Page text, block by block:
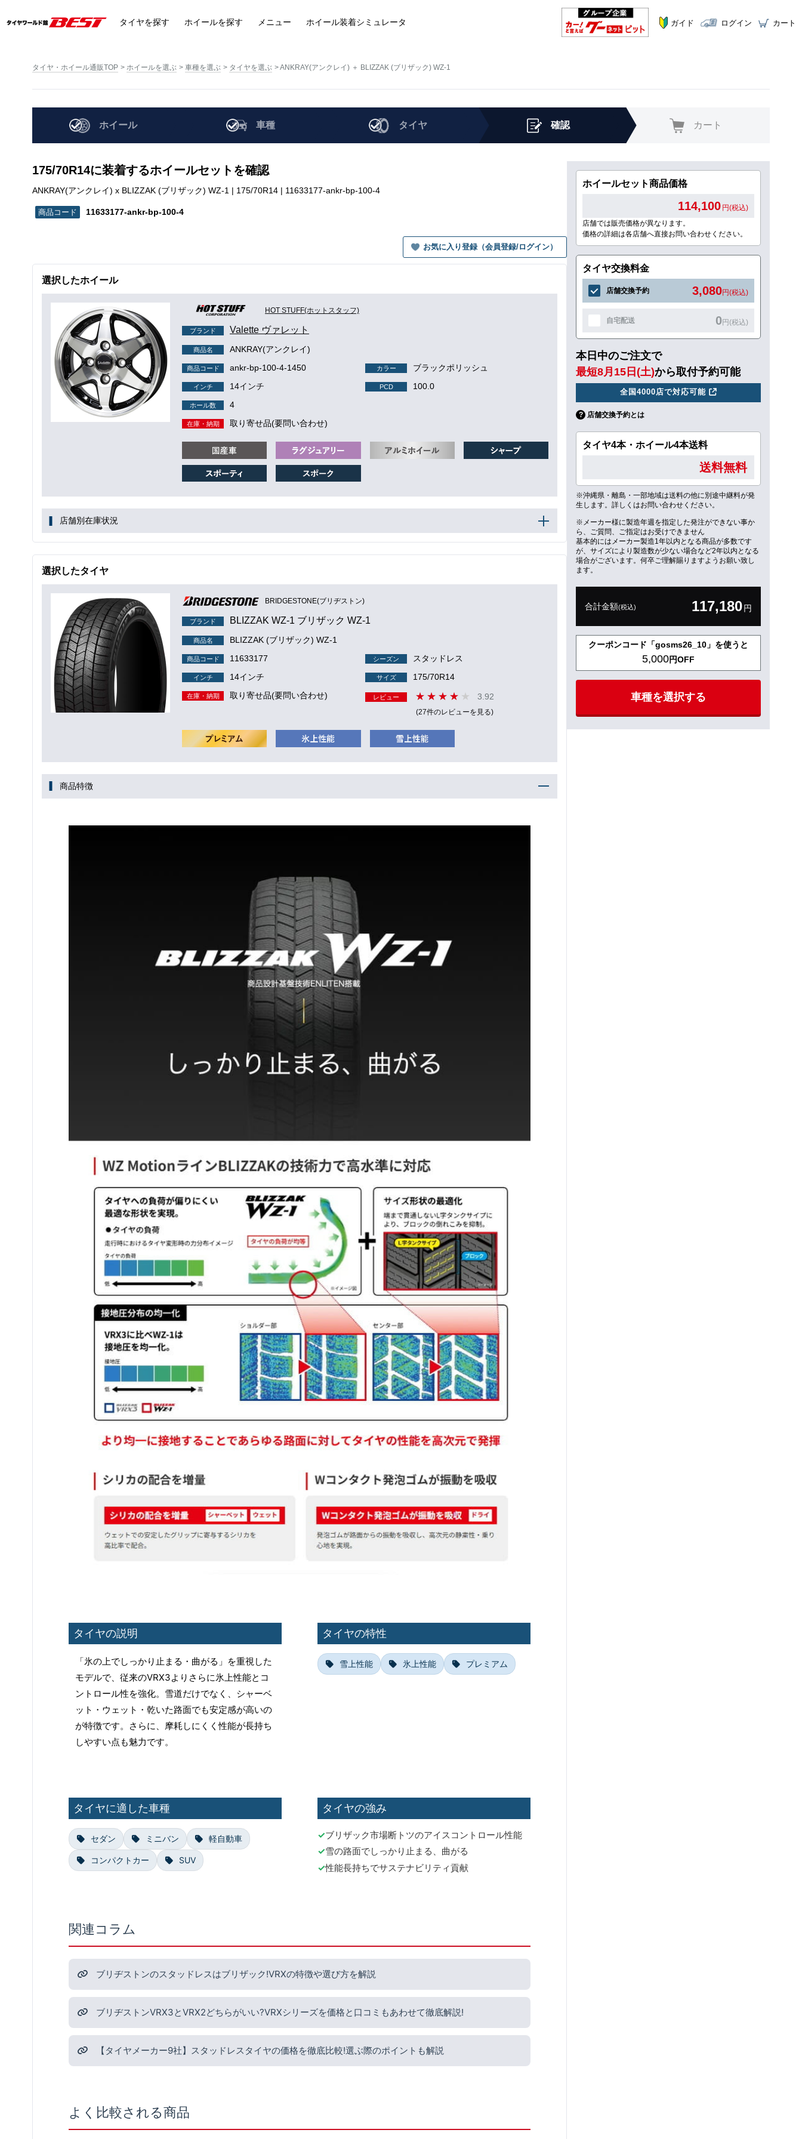
タイヤを探す ホイールを探す メニュー ホイール装着シミュレータ ガイド ログイン カート
タイヤ・ホイール通販TOP ホイールを選ぶ 車種を選ぶ タイヤを選ぶ ANKRAY(アンクレイ) ＋ BLIZZAK (ブリザック) WZ-1
ホイール 車種 タイヤ 確認 カート
175/70R14に装着するホイールセットを確認
ANKRAY(アンクレイ) x BLIZZAK (ブリザック) WZ-1 | 175/70R14 | 11633177-ankr-bp-100-4
11633177-ankr-bp-100-4
お気に入り登録（会員登録/ログイン）
選択したホイール
HOT STUFF(ホットスタッフ)
ブランド Valette ヴァレット
商品名 ANKRAY(アンクレイ)
商品コード ankr-bp-100-4-1450 カラー ブラックポリッシュ
インチ 14インチ PCD 100.0
ホール数 4
在庫・納期 取り寄せ品(要問い合わせ)
店舗別在庫状況
選択したタイヤ
BRIDGESTONE(ブリヂストン)
ブランド BLIZZAK WZ-1 ブリザック WZ-1
商品名 BLIZZAK (ブリザック) WZ-1
商品コード 11633177 シーズン スタッドレス
インチ 14インチ サイズ 175/70R14
在庫・納期 取り寄せ品(要問い合わせ) レビュー 3.92
(27件のレビューを見る)
商品特徴
タイヤの説明
「氷の上でしっかり止まる・曲がる」を重視した
モデルで、従来のVRX3よりさらに氷上性能とコ
ントロール性を強化。雪道だけでなく、シャーベ
ット・ウェット・乾いた路面でも安定感が高いの
が特徴です。さらに、摩耗しにくく性能が長持ち
しやすい点も魅力です。
タイヤの特性
雪上性能 氷上性能 プレミアム
タイヤに適した車種
セダン ミニバン 軽自動車
コンパクトカー SUV
タイヤの強み
ブリザック市場断トツのアイスコントロール性能
雪の路面でしっかり止まる、曲がる
性能長持ちでサステナビリティ貢献
関連コラム
ブリヂストンのスタッドレスはブリザック!VRXの特徴や選び方を解説
ブリヂストンVRX3とVRX2どちらがいい?VRXシリーズを価格と口コミもあわせて徹底解説!
【タイヤメーカー9社】スタッドレスタイヤの価格を徹底比較!選ぶ際のポイントも解説
よく比較される商品
ホイールセット商品価格
114,100 円(税込)
店舗では販売価格が異なります。
価格の詳細は各店舗へ直接お問い合わせください。
タイヤ交換料金
店舗交換予約 3,080円(税込)
自宅配送 0円(税込)
本日中のご注文で
最短8月15日(土)から取付予約可能
全国4000店で対応可能
店舗交換予約とは
タイヤ4本・ホイール4本送料
送料無料
※沖縄県・離島・一部地域は送料の他に別途中継料が発
生します。詳しくはお問い合わせください。
※メーカー様に製造年週を指定した発注ができない事か
ら、ご質問、ご指定はお受けできません
基本的にはメーカー製造1年以内となる商品が多数です
が、サイズにより製造数が少ない場合など2年以内となる
場合がございます。何卒ご理解賜りますようお願い致し
ます。
合計金額(税込) 117,180円
クーポンコード「gosms26_10」を使うと
5,000円OFF
車種を選択する